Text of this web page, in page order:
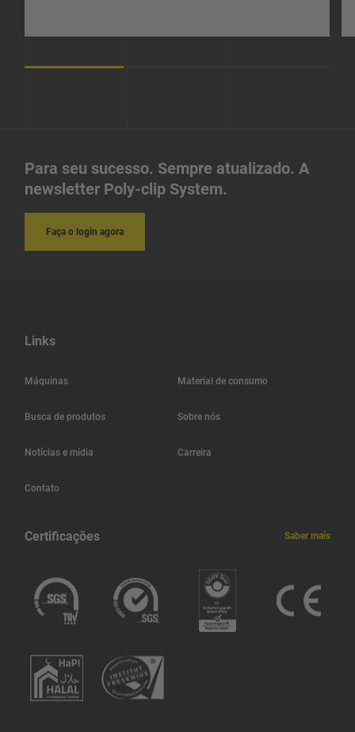
Para seu sucesso. Sempre atualizado. A
newsletter Poly-clip System.
Faça o login agora
Links
Máquinas Material de consumo
Busca de produtos Sobre nós
Notícias e mídia Carreira
Contato
Certificações Saber mais